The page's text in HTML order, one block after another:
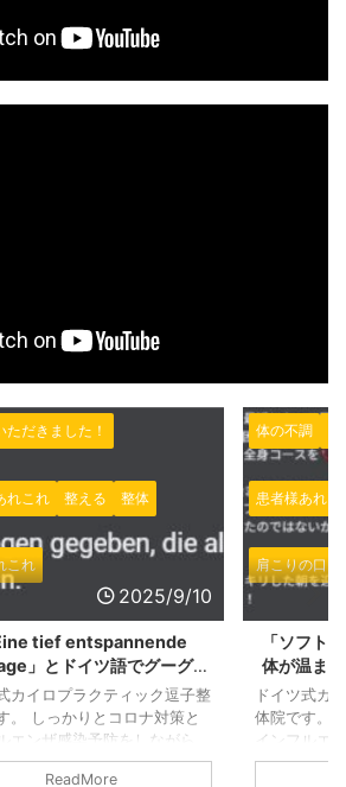
口コミいただきました！
れこれ 施術あれこれ
コミ
2025/8/27
トな施術なのにじんわりと
まり、血流が良くなるのを
GOOGLEで施術の感想を
きました、ありがとうござ
いました！
カイロプラクティック逗子整
。 しっかりとコロナ対策と
エンザ感染予防をしながら、
おります。 小さなお店です
ReadMore
口コミいただ
患者様あれこ
施術あれこれ
「身体が
きて心
GOOGLE
ました！
ドイツ式カ
体院です。
インフルエ
営業してお